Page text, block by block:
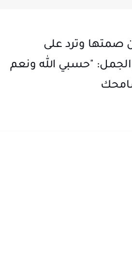
صمتها وترد على
"حسبي الله ونعم